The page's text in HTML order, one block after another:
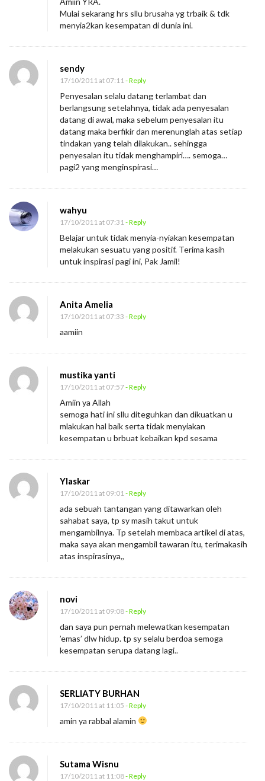
n
y
a
a
n
T
e
r
b
s
a
r
Mulai sekarang hrs sllu brusaha yg trbaik & tdk
menyia2kan kesempatan di dunia ini.
sendy
17/10/2011 at 07:11 - Reply
Penyesalan selalu datang terlambat dan
berlangsung setelahnya, tidak ada penyesalan
datang di awal, maka sebelum penyesalan itu
datang maka berfikir dan merenunglah atas setiap
tindakan yang telah dilakukan.. sehingga
penyesalan itu tidak menghampiri…. semoga…
pagi2 yang menginspirasi…
wahyu
17/10/2011 at 07:31 - Reply
Belajar untuk tidak menyia-nyiakan kesempatan
melakukan sesuatu yang positif. Terima kasih
untuk inspirasi pagi ini, Pak Jamil!
Anita Amelia
17/10/2011 at 07:33 - Reply
aamiin
mustika yanti
17/10/2011 at 07:57- Reply
Amiin ya Allah
semoga hati ini sllu diteguhkan dan dikuatkan u
mlakukan hal baik serta tidak menyiakan
kesempatan u brbuat kebaikan kpd sesama
Ylaskar
17/10/2011 at 09:01 - Reply
ada sebuah tantangan yang ditawarkan oleh
sahabat saya, tp sy masih takut untuk
mengambilnya. Tp setelah membaca artikel di atas,
maka saya akan mengambil tawaran itu, terimakasih
atas inspirasinya,,
novi
17/10/2011 at 09:08- Reply
dan saya pun pernah melewatkan kesempatan
’emas’ dlw hidup. tp sy selalu berdoa semoga
kesempatan serupa datang lagi..
SERLIATY BURHAN
17/10/2011 at 11:05 - Reply
amin ya rabbal alamin
Sutama Wisnu
17/10/2011 at 11:08- Reply